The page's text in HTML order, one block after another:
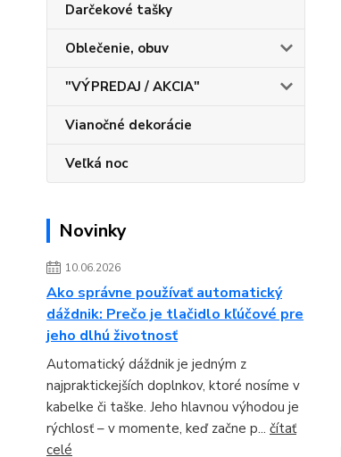
Darčekové tašky
Oblečenie, obuv
"VÝPREDAJ / AKCIA"
Vianočné dekorácie
Veľká noc
Novinky
10.06.2026
Ako správne používať automatický
dáždnik: Prečo je tlačidlo kľúčové pre
jeho dlhú životnosť
Automatický dáždnik je jedným z
najpraktickejších doplnkov, ktoré nosíme v
kabelke či taške. Jeho hlavnou výhodou je
rýchlosť – v momente, keď začne p... čítať
celé